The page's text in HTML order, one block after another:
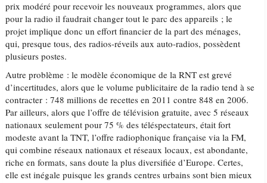
prix modéré pour recevoir les nouveaux programmes, alors que
pour la radio il faudrait changer tout le parc des appareils ; le
projet implique donc un effort financier de la part des ménages,
qui, presque tous, des radios-réveils aux auto-radios, possèdent
plusieurs postes.
Autre problème : le modèle économique de la RNT est grevé
d’incertitudes, alors que le volume publicitaire de la radio tend à se
contracter : 748 millions de recettes en 2011 contre 848 en 2006.
Par ailleurs, alors que l’offre de télévision gratuite, avec 5 réseaux
nationaux seulement pour 75 % des téléspectateurs, était fort
modeste avant la TNT, l’offre radiophonique française via la FM,
qui combine réseaux nationaux et réseaux locaux, est abondante,
riche en formats, sans doute la plus diversifiée d’Europe. Certes,
elle est inégale puisque les grands centres urbains sont bien mieux